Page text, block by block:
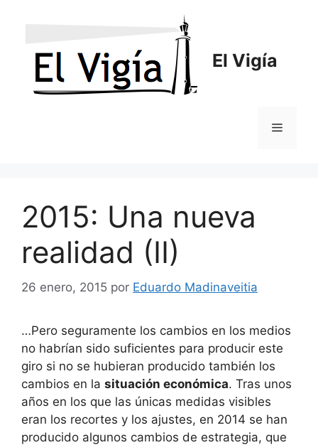
El Vigía
Menú
2015: Una nueva
realidad (II)
26 enero, 2015 por Eduardo Madinaveitia
…Pero seguramente los cambios en los medios
no habrían sido suficientes para producir este
giro si no se hubieran producido también los
cambios en la situación económica. Tras unos
años en los que las únicas medidas visibles
eran los recortes y los ajustes, en 2014 se han
producido algunos cambios de estrategia, que